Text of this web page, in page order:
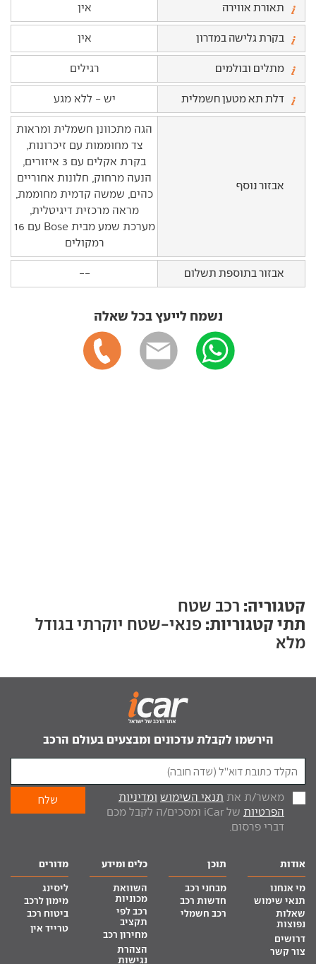
תאורת אווירה אין
בקרת גלישה במדרון אין
מתלים ובולמים רגילים
דלת תא מטען חשמלית יש - ללא מגע
אבזור נוסף
הגה מתכוונן חשמלית ומראות
צד מחוממות עם זיכרונות,
בקרת אקלים עם 3 איזורים,
הנעה מרחוק, חלונות אחוריים
כהים, שמשה קדמית מחוממת,
מראה מרכזית דיגיטלית,
מערכת שמע מבית Bose עם 16
רמקולים
אבזור בתוספת תשלום --
נשמח לייעץ בכל שאלה
קטגוריה: רכב שטח
תתי קטגוריות: פנאי-שטח יוקרתי בגודל
מלא
הירשמו לקבלת עדכונים ומבצעים בעולם הרכב
מאשר/ת את תנאי השימוש ומדיניות
הפרטיות
של iCar ומסכים/ה לקבל מכם
דברי פרסום.
אודות
מי אנחנו
תנאי שימוש
שאלות
נפוצות
דרושים
צור קשר
תוכן
מבחני רכב
חדשות רכב
רכב חשמלי
כלים ומידע
השוואת
מכוניות
רכב לפי
תקציב
מחירון רכב
הצהרת
נגישות
מדורים
ליסינג
מימון לרכב
ביטוח רכב
טרייד אין